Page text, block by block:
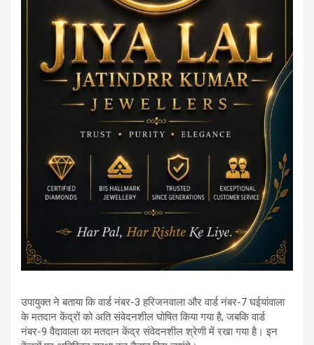
उपायुक्त ने बताया कि वार्ड नंबर-3 हरिजनवाला और वार्ड नंबर-7 घईयांवाला
के मतदान केंद्रों को अति संवेदनशील घोषित किया गया है, जबकि वार्ड
नंबर-9 वैदावाला का मतदान केंद्र संवेदनशील श्रेणी में रखा गया है। इन